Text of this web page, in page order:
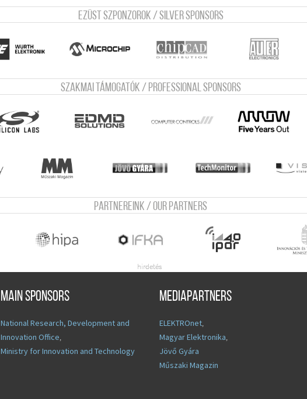
Ezüst szponzorok / Silver sponsors
Szakmai támogatók / Professional sponsors
Partnereink / Our Partners
Main sponsors
National Research, Development and
Innovation Office,
Ministry for Innovation and Technology
Mediapartners
ELEKTROnet,
Magyar Elektronika,
Jövő Gyára
Műszaki Magazin